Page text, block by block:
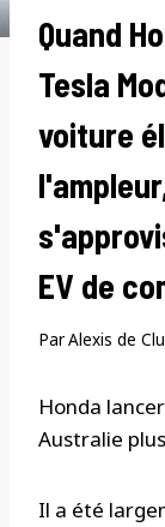
Quand
Tesla
voiture
EV de
ParAlexis de
Honda
Australie
Il a été